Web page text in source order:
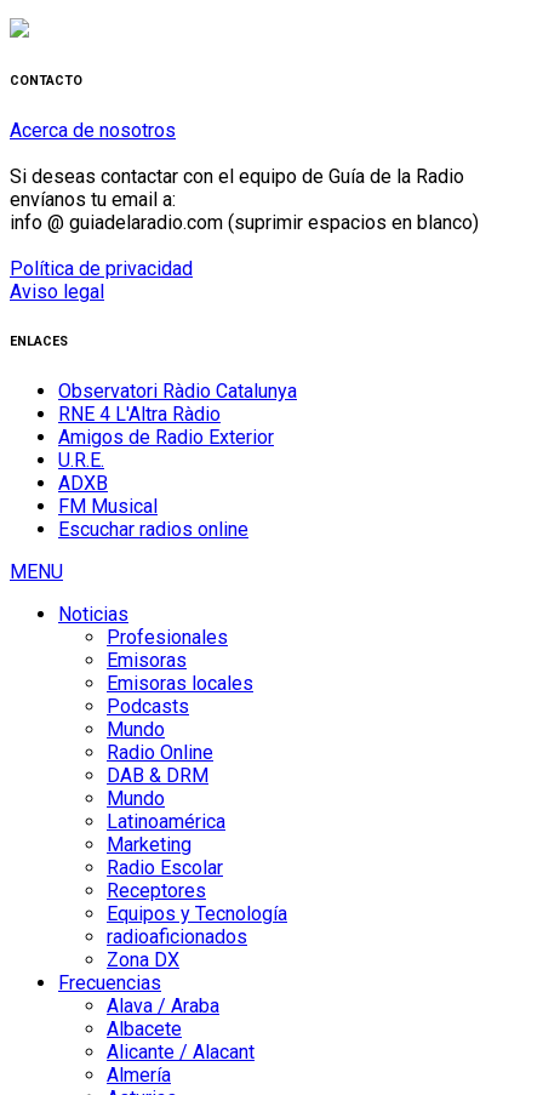
CONTACTO
Acerca de nosotros
Si deseas contactar con el equipo de Guía de la Radio
envíanos tu email a:
info @ guiadelaradio.com (suprimir espacios en blanco)
Política de privacidad
Aviso legal
ENLACES
Observatori Ràdio Catalunya
RNE 4 L'Altra Ràdio
Amigos de Radio Exterior
U.R.E.
ADXB
FM Musical
Escuchar radios online
MENU
Noticias
Profesionales
Emisoras
Emisoras locales
Podcasts
Mundo
Radio Online
DAB & DRM
Mundo
Latinoamérica
Marketing
Radio Escolar
Receptores
Equipos y Tecnología
radioaficionados
Zona DX
Frecuencias
Alava / Araba
Albacete
Alicante / Alacant
Almería